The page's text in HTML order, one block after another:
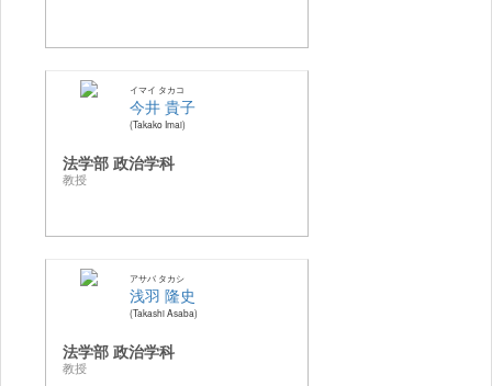
イマイ タカコ
今井 貴子
Takako Imai
法学部 政治学科
教授
アサバ タカシ
浅羽 隆史
Takashi Asaba
法学部 政治学科
教授